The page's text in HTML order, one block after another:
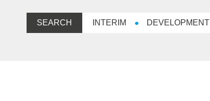
SEARCH INTERIM DEVELOPMENT